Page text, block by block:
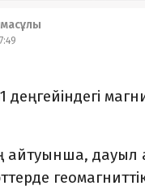
деңгейіндегі
дауыл